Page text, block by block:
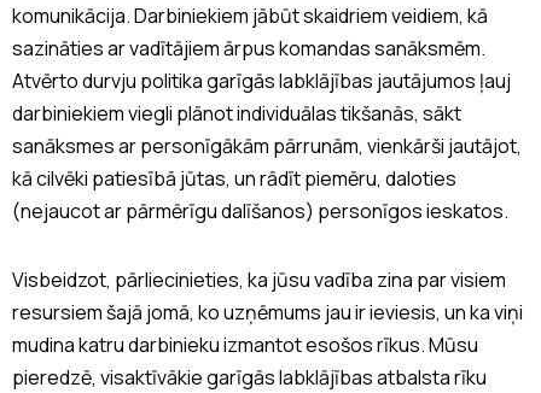
komunikācija. Darbiniekiem jābūt skaidriem veidiem, kā
sazināties ar vadītājiem ārpus komandas sanāksmēm.
Atvērto durvju politika garīgās labklājības jautājumos ļauj
darbiniekiem viegli plānot individuālas tikšanās, sākt
sanāksmes ar personīgākām pārrunām, vienkārši jautājot,
kā cilvēki patiesībā jūtas, un rādīt piemēru, daloties
(nejaucot ar pārmērīgu dalīšanos) personīgos ieskatos.
Visbeidzot, pārliecinieties, ka jūsu vadība zina par visiem
resursiem šajā jomā, ko uzņēmums jau ir ieviesis, un ka viņi
mudina katru darbinieku izmantot esošos rīkus. Mūsu
pieredzē, visaktīvākie garīgās labklājības atbalsta rīku